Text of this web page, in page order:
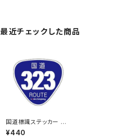
最近チェックした商品
国道標識ステッカー 32
3号線
¥440